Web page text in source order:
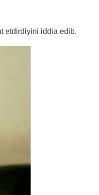
etdirdiyini iddia edib.